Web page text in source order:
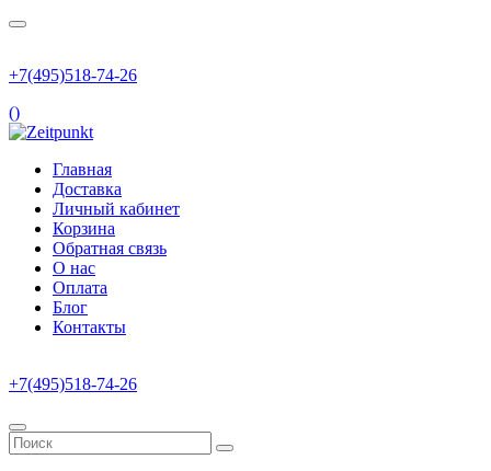
+7(495)518-74-26
()
Главная
Доставка
Личный кабинет
Корзина
Обратная связь
О нас
Оплата
Блог
Контакты
+7(495)518-74-26